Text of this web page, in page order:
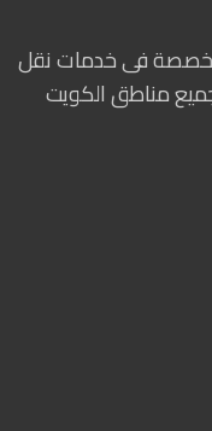
فى خدمات نقل
مناطق الكويت